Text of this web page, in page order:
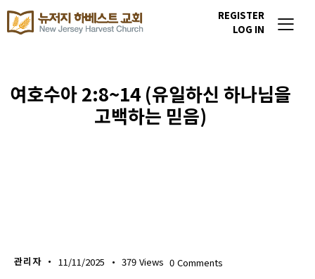
REGISTER
LOG IN
여호수아 2:8~14 (유일하신 하나님을
고백하는 믿음)
관리자 11/11/2025 379 Views 0 Comments